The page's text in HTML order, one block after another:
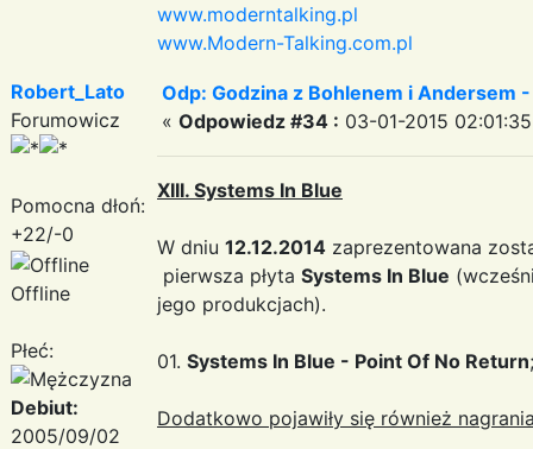
www.moderntalking.pl
www.Modern-Talking.com.pl
Robert_Lato
Forumowicz
Pomocna dłoń:
+22/-0
Offline
Płeć:
Debiut:
2005/09/02
Odp: Godzina z Bohlenem i Andersem
« Odpowiedz #34 : 03-01-2015
XIII. Systems In Blue
W dniu 12.12.2014 zaprezentowana
pierwsza płyta Systems In Blue
jego produkcjach).
01. Systems In Blue - Point Of No Return;
Dodatkowo pojawiły się również